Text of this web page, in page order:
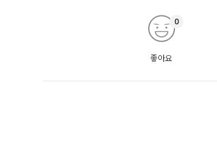
좋아요
0